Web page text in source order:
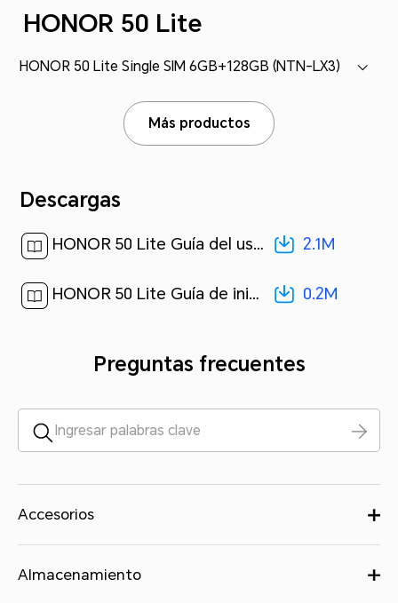
HONOR 50 Lite
HONOR 50 Lite Single SIM 6GB+128GB (NTN-LX3)
Más productos
Descargas
HONOR 50 Lite Guía del usuario-(MagicUI 4.2_01,es-us)[ 2.1M ] 2.1M
HONOR 50 Lite Guía de inicio rápido-(01,NTN-LX3,es-us)[ 0.2M ] 0.2M
Preguntas frecuentes
Accesorios
Almacenamiento